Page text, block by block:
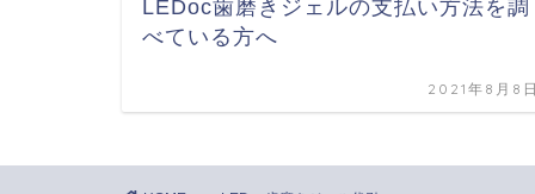
LEDoc歯磨きジェルの支払い方法を調
べている方へ
2021年8月8